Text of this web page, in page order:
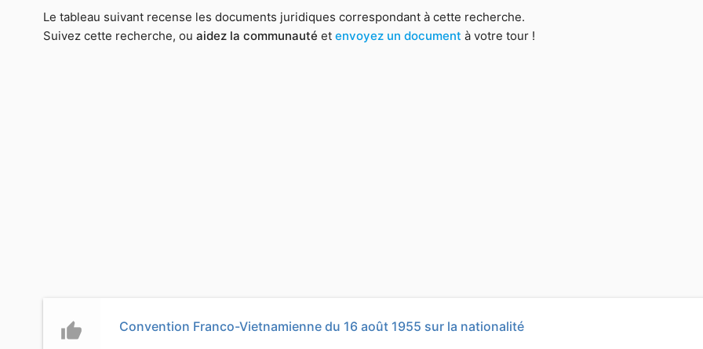
Le tableau suivant recense les documents juridiques correspondant à cette recherche.
Suivez cette recherche, ou aidez la communauté et envoyez un document à votre tour !
thumb_up Convention Franco-Vietnamienne du 16 août 1955 sur la nationalité